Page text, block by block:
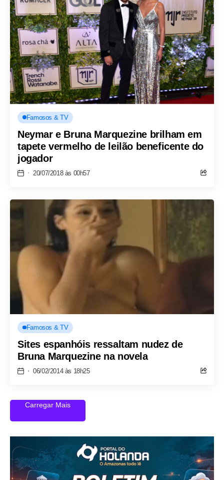
Famosos & TV
Neymar e Bruna Marquezine brilham em
tapete vermelho de leilão beneficente do
jogador
20/07/2018 às 00h57
Famosos & TV
Sites espanhóis ressaltam nudez de
Bruna Marquezine na novela
06/02/2014 às 18h25
Carregar Mais